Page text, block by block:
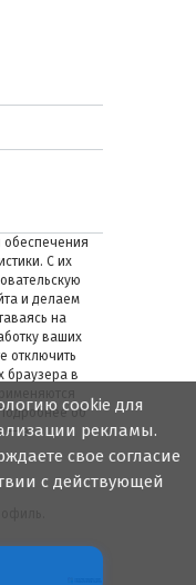
обеспечения
С их
и делаем
на
ваших
отключить
браузера в
об
— в
cookie для
рекламы.
свое согласие
с действующей